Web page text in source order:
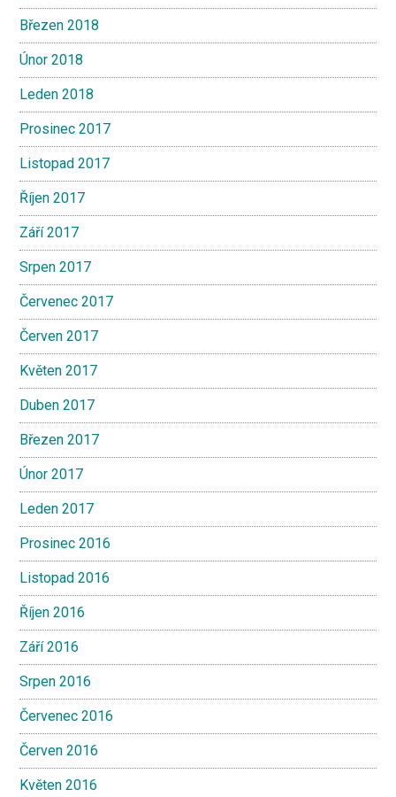
Březen 2018
Únor 2018
Leden 2018
Prosinec 2017
Listopad 2017
Říjen 2017
Září 2017
Srpen 2017
Červenec 2017
Červen 2017
Květen 2017
Duben 2017
Březen 2017
Únor 2017
Leden 2017
Prosinec 2016
Listopad 2016
Říjen 2016
Září 2016
Srpen 2016
Červenec 2016
Červen 2016
Květen 2016